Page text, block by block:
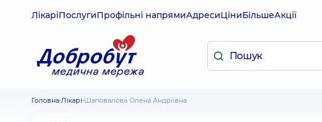
ЛікаріПослугиПрофільні напрямиАдресиЦіниБільшеАкції
Головна Лікарі Шаповалова Олена Андріївна